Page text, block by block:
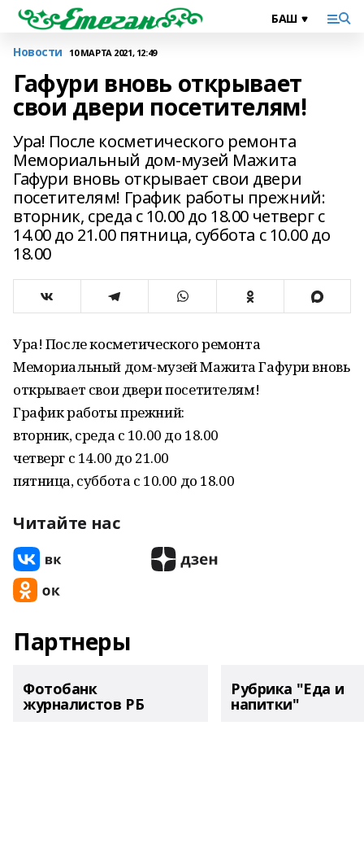
Новости 10 МАРТА 2021, 12:49
Гафури вновь открывает
свои двери посетителям!
Ура! После косметического ремонта
Мемориальный дом-музей Мажита
Гафури вновь открывает свои двери
посетителям! График работы прежний:
вторник, среда с 10.00 до 18.00 четверг с
14.00 до 21.00 пятница, суббота с 10.00 до
18.00
Ура! После косметического ремонта
Мемориальный дом-музей Мажита Гафури вновь
открывает свои двери посетителям!
График работы прежний:
вторник, среда с 10.00 до 18.00
четверг с 14.00 до 21.00
пятница, суббота с 10.00 до 18.00
Читайте нас
Партнеры
Фотобанк
журналистов РБ
Рубрика "Еда и
напитки"